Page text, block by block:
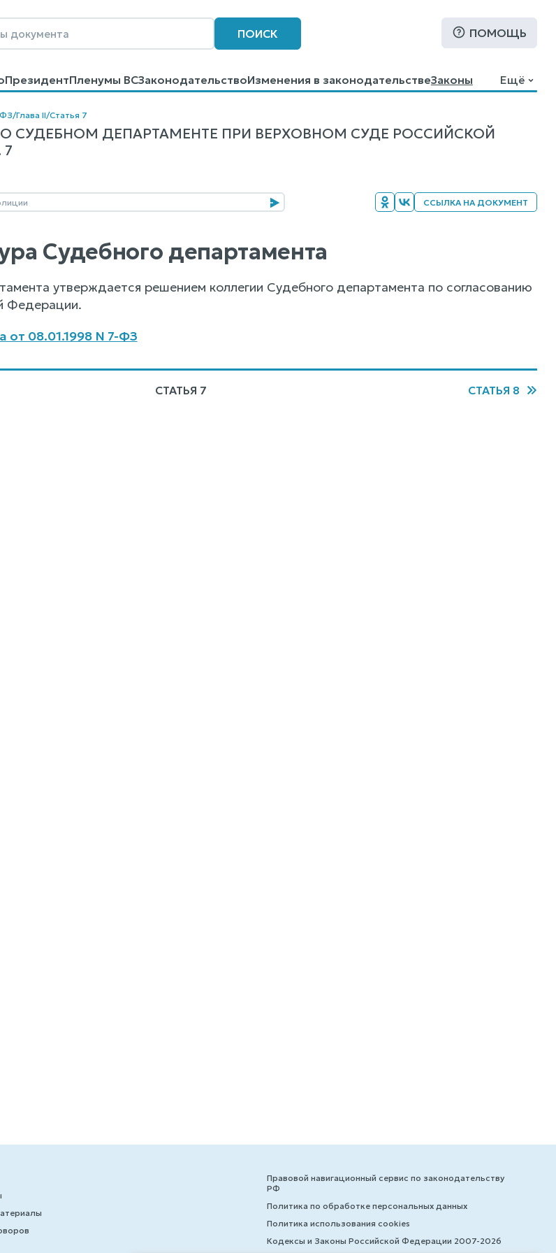
ПОИСК ПОМОЩЬ
ПрезидентПленумы ВСЗаконодательствоИзменения в законодательствеЗаконы
ПомощьПоиск
Ещё
/Глава II/Статья 7
СУДЕБНОМ ДЕПАРТАМЕНТЕ ПРИ ВЕРХОВНОМ СУДЕ РОССИЙСКОЙ
ССЫЛКА НА ДОКУМЕНТ
Судебного департамента
утверждается решением коллегии Судебного департамента по согласованию
Федерации.
08.01.1998 N 7-ФЗ
СТАТЬЯ 7 СТАТЬЯ 8
Правовой навигационный сервис по законодательству
РФ
Политика по обработке персональных данных
Политика использования cookies
Кодексы и Законы Российской Федерации 2007-2026